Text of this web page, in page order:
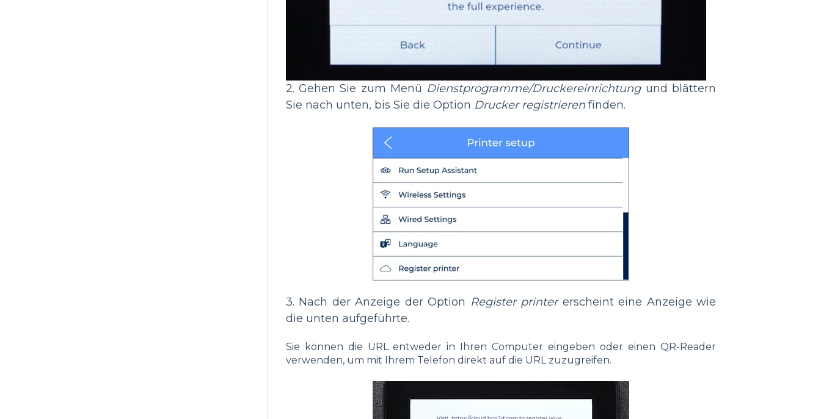
2. Gehen Sie zum Menü Dienstprogramme/Druckereinrichtungund blättern
Sie nach unten, bis Sie die Option Drucker registrierenfinden.
3. Nach der Anzeige der Option Register printererscheint eine Anzeige wie
die unten aufgeführte.
Sie können die URL entweder in Ihren Computer eingeben oder einen QR-Reader
verwenden, um mit Ihrem Telefon direkt auf die URL zuzugreifen.